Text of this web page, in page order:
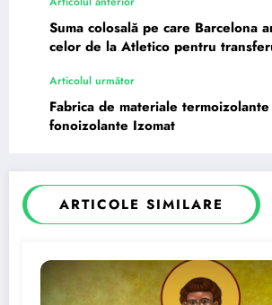
Suma colosală pe care Barcelona
celor de la Atletico pentru
Articolul următor
Fabrica de materiale
fonoizolante Izomat
ARTICOLE SIMILARE